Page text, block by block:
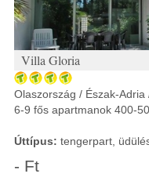
Villa Gloria
Olaszország / Észak-Adria
6-9 fős apartmanok 400-
Úttípus: tengerpart,
- Ft